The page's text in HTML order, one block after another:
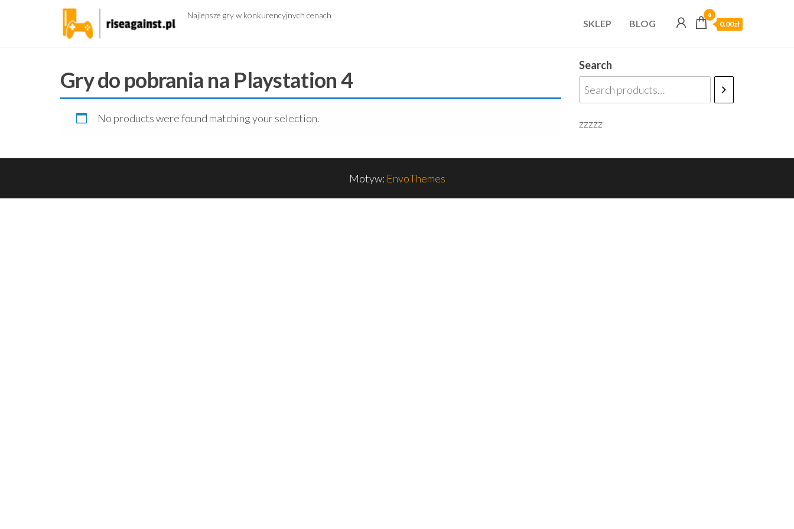
Najlepsze gry w konkurencyjnych cenach
SKLEP BLOG
0
0.00zł
Gry do pobrania na Playstation 4
No products were found matching your selection.
Search
zzzzz
Motyw: EnvoThemes